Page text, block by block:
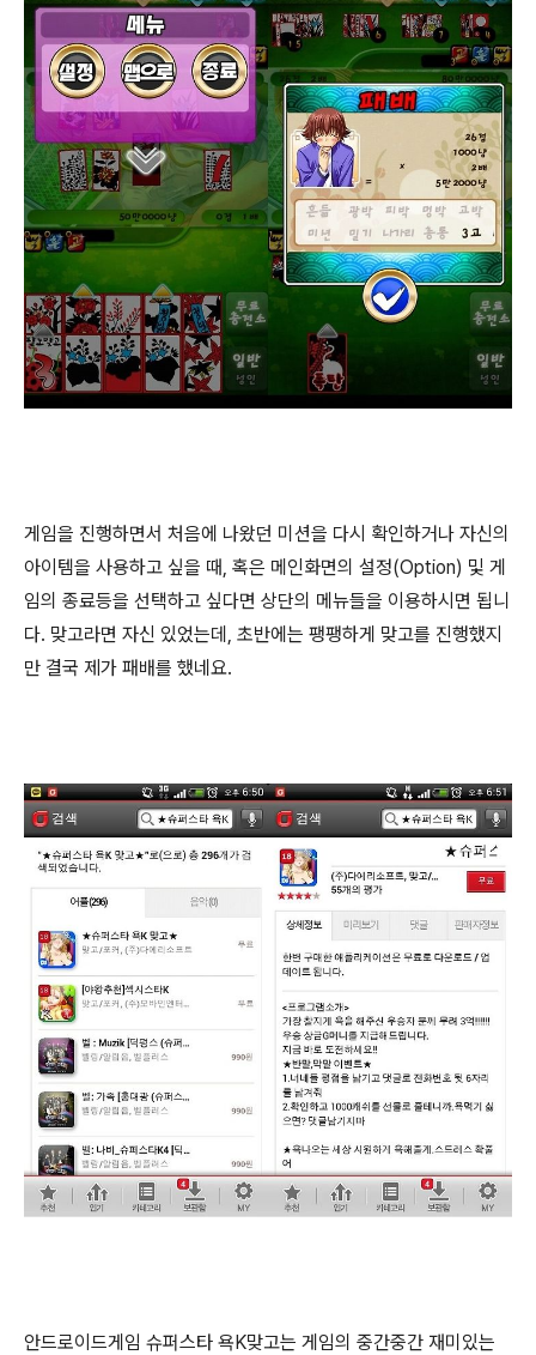
게임을 진행하면서 처음에 나왔던 미션을 다시 확인하거나 자신의
아이템을 사용하고 싶을 때, 혹은 메인화면의 설정(Option) 및 게
임의 종료등을 선택하고 싶다면 상단의 메뉴들을 이용하시면 됩니
다. 맞고라면 자신 있었는데, 초반에는 팽팽하게 맞고를 진행했지
만 결국 제가 패배를 했네요.
안드로이드게임 슈퍼스타 욕K맞고는 게임의 중간중간 재미있는